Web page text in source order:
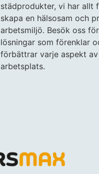
städprodukter, vi har allt
skapa en hälsosam och
arbetsmiljö. Besök oss för
lösningar som förenklar
förbättrar varje aspekt
arbetsplats.